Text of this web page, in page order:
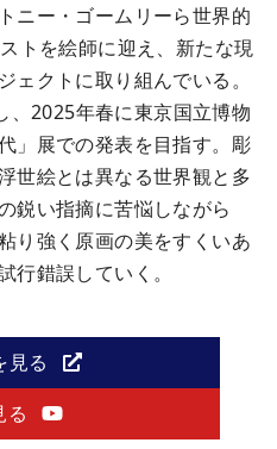
ニー・ゴームリーら世界的
トを絵師に迎え、新たな現
ェクトに取り組んでいる。
、2025年春に東京国立博物
」展での発表を目指す。彫
世絵とは異なる世界観と多
鋭い指摘に苦悩しながら
り強く原画の美をすくいあ
行錯誤していく。
見る
る